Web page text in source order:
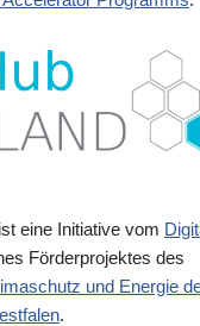
eine Initiative vom
Förderprojektes des
und Energie
.